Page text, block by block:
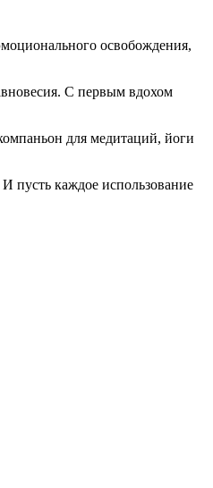
освобождения,
С первым вдохом
для медитаций, йоги
пусть каждое использование